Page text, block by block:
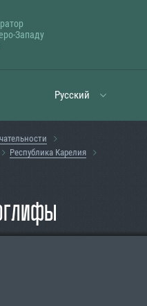
Западу
Русский
Республика Карелия